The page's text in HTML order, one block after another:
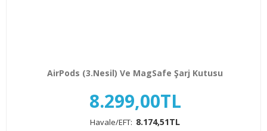
AirPods (3.Nesil) Ve MagSafe Şarj Kutusu
8.299,00TL
Havale/EFT: 8.174,51TL